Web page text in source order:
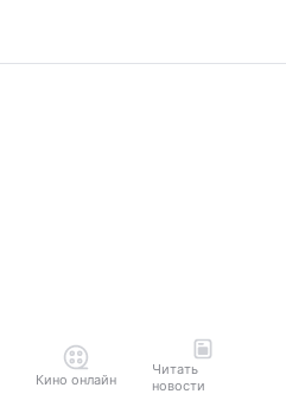
Кино онлайн
Читать
новости